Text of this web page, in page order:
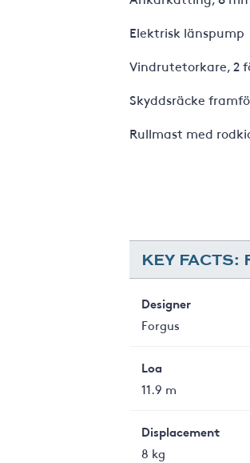
Rullmast med
KEY FACTS:
Designer
Forgus
Loa
11.9 m
Displacement
8 kg